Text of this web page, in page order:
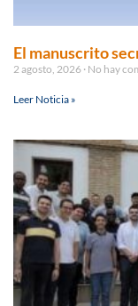
El manuscrito
2 agosto, 2026 No hay
Leer Noticia »